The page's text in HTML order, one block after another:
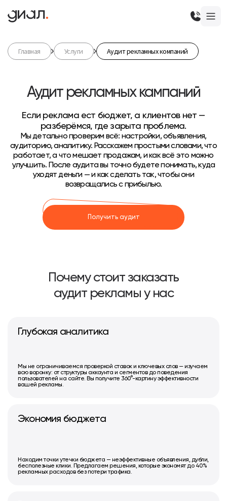
Главная Услуги Аудит рекламных компаний
Аудит рекламных кампаний
Если реклама ест бюджет, а клиентов нет —
разберёмся, где зарыта проблема.
Мы детально проверим всё: настройки, объявления,
аудиторию, аналитику. Расскажем простыми словами, что
работает, а что мешает продажам, и как всё это можно
улучшить. После аудита вы точно будете понимать, куда
уходят деньги — и как сделать так, чтобы они
возвращались с прибылью.
Получить аудит
Почему стоит заказать
аудит рекламы у нас
Глубокая аналитика
Мы не ограничиваемся проверкой ставок и ключевых слов — изучаем
всю воронку: от структуры аккаунта и сегментов до поведения
пользователей на сайте. Вы получите 360°-картину эффективности
вашей рекламы.
Экономия бюджета
Находим точки утечки бюджета — неэффективные объявления, дубли,
бесполезные клики. Предлагаем решения, которые экономят до 40%
рекламных расходов без потери трафика.